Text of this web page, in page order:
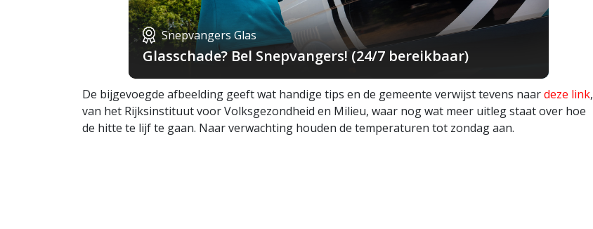
Snepvangers Glas
Glasschade? Bel Snepvangers! (24/7 bereikbaar)
De bijgevoegde afbeelding geeft wat handige tips en de gemeente verwijst tevens naardeze link,
van het Rijksinstituut voor Volksgezondheid en Milieu, waar nog wat meer uitleg staat over hoe
de hitte te lijf te gaan. Naar verwachting houden de temperaturen tot zondag aan.